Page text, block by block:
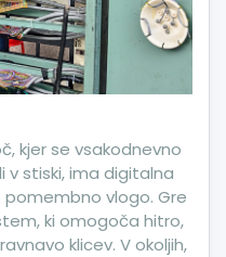
kjer se vsakodnevno
v stiski, ima digitalna
vlogo. Gre
ki omogoča hitro,
klicev. V okoljih,